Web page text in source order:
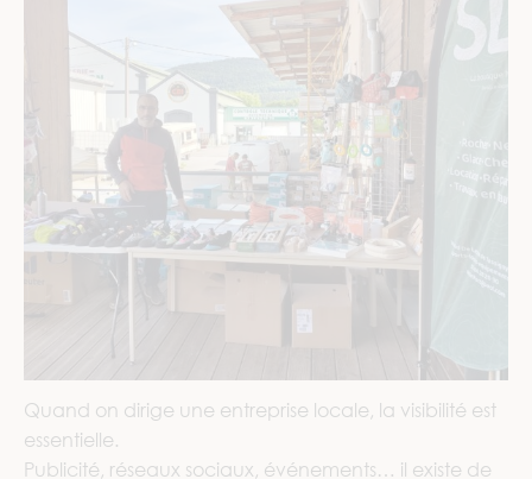
Quand on dirige une entreprise locale, la visibilité est
essentielle.
Publicité, réseaux sociaux, événements… il existe de